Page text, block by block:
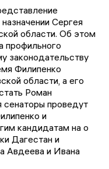
Сергея
области. Об этом
профильного
законодательству
Филипенко
области, а его
Роман
сенаторы проведут
и
кандидатам на о
Дагестан и
Авдеева и Ивана